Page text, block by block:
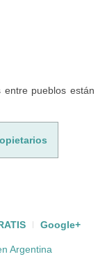
entre pueblos están
Google+
Argentina